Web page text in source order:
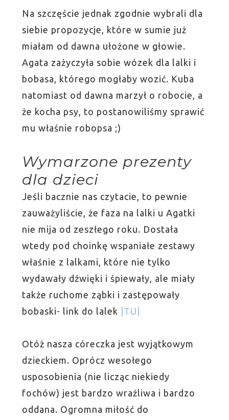
Na szczęście jednak zgodnie wybrali dla
siebie propozycje, które w sumie już
miałam od dawna ułożone w głowie.
Agata zażyczyła sobie wózek dla lalki i
bobasa, którego mogłaby wozić. Kuba
natomiast od dawna marzył o robocie, a
że kocha psy, to postanowiliśmy sprawić
mu właśnie robopsa ;)
Wymarzone prezenty
dla dzieci
Jeśli bacznie nas czytacie, to pewnie
zauważyliście, że faza na lalki u Agatki
nie mija od zeszłego roku. Dostała
wtedy pod choinkę wspaniałe zestawy
właśnie z lalkami, które nie tylko
wydawały dźwięki i śpiewały, ale miały
także ruchome ząbki i zastępowały
bobaski- link do lalek
|TU|
Otóż nasza córeczka jest wyjątkowym
dzieckiem. Oprócz wesołego
usposobienia (nie licząc niekiedy
fochów) jest bardzo wrażliwa i bardzo
oddana. Ogromna miłość do